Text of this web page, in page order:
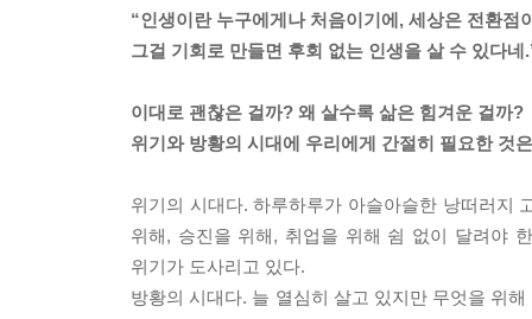
하워드는 인생의 마지막 순간에 꼭 남기고 싶은
……
로소 삶의 틀이 형성된다는 거죠?”
“그렇지. 인간은 두 번 살지 못하잖아. 참, 내 경
지막 장면에서 시작하기’는 그와 비슷한 효력을
“성공과 실패는 동전의 양면과 같아서 각각의 무
게 보면 많은 사람들이 성공과 실패에 대해 모순
“인생이란 누구에게나 처음이기에, 세상은 전환점
그걸 기회로 만들면 후회 없는 인생을 살 수 있다네
이대로 괜찮은 걸까? 왜 살수록 삶은 힘겨운 걸까?
위기와 방황의 시대에 우리에게 간절히 필요한 것
위기의 시대다. 하루하루가 아슬아슬한 낭떠러지
위해, 승진을 위해, 취업을 위해 쉼 없이 달려야
위기가 도사리고 있다.
방황의 시대다. 늘 열심히 살고 있지만 무엇을 위